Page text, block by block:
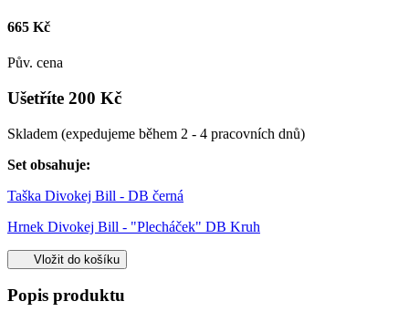
665 Kč
Pův. cena
Ušetříte 200 Kč
Skladem (expedujeme během 2 - 4 pracovních dnů)
Set obsahuje:
Taška Divokej Bill - DB černá
Hrnek Divokej Bill - "Plecháček" DB Kruh
Vložit do košíku
Popis produktu